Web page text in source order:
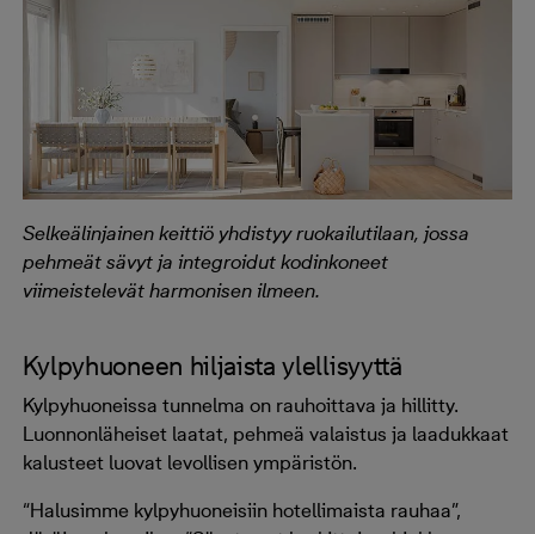
Selkeälinjainen keittiö yhdistyy ruokailutilaan, jossa
pehmeät sävyt ja integroidut kodinkoneet
viimeistelevät harmonisen ilmeen.
Kylpyhuoneen hiljaista ylellisyyttä
Kylpyhuoneissa tunnelma on rauhoittava ja hillitty.
Luonnonläheiset laatat, pehmeä valaistus ja laadukkaat
kalusteet luovat levollisen ympäristön.
“Halusimme kylpyhuoneisiin hotellimaista rauhaa”,